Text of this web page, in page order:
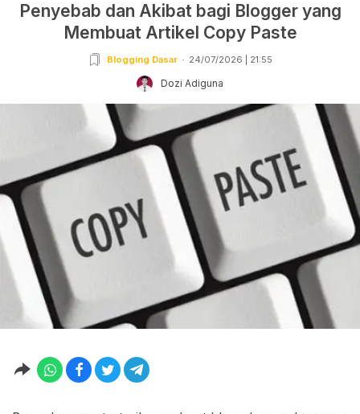
Penyebab dan Akibat bagi Blogger yang
Membuat Artikel Copy Paste
Blogging Dasar 24/07/2026 | 21:55
Dozi Adiguna